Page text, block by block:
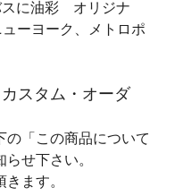
に油彩 オリジナ
ーヨーク、メトロポ
スタム・オーダ
の「この商品について
せ下さい。
ます。